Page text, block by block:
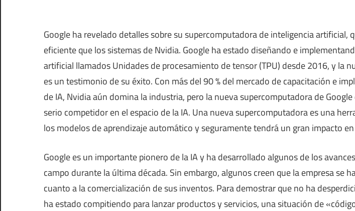
Google ha revelado detalles sobre su supercomputadora de inteligencia artificial,
eficiente que los sistemas de Nvidia. Google ha estado diseñando e
artificial llamados Unidades de procesamiento de tensor (TPU) desde 2016, y la
es un testimonio de su éxito. Con más del 90 % del mercado de capacitación e
de IA, Nvidia aún domina la industria, pero la nueva supercomputadora de
serio competidor en el espacio de la IA. Una nueva supercomputadora es una
los modelos de aprendizaje automático y seguramente tendrá un gran impacto
Google es un importante pionero de la IA y ha desarrollado algunos de los
campo durante la última década. Sin embargo, algunos creen que la empresa se
cuanto a la comercialización de sus inventos. Para demostrar que no ha
ha estado compitiendo para lanzar productos y servicios, una situación de